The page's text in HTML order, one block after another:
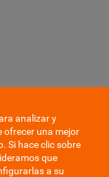
analizar y
ofrecer una mejor
Si hace clic sobre
que
a su